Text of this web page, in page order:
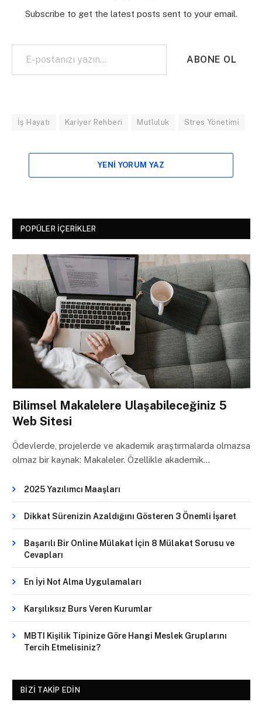
Subscribe to get the latest posts sent to your email.
E-postanızı yazın…
ABONE OL
İş Hayatı Kariyer Rehberi Mutluluk Stres Yönetimi
YENI YORUM YAZ
POPÜLER İÇERIKLER
Bilimsel Makalelere Ulaşabileceğiniz 5
Web Sitesi
Ödevlerde, projelerde ve akademik araştırmalarda olmazsa
olmaz bir kaynak: Makaleler. Özellikle akademik…
2025 Yazılımcı Maaşları
Dikkat Sürenizin Azaldığını Gösteren 3 Önemli İşaret
Başarılı Bir Online Mülakat İçin 8 Mülakat Sorusu ve
Cevapları
En İyi Not Alma Uygulamaları
Karşılıksız Burs Veren Kurumlar
MBTI Kişilik Tipinize Göre Hangi Meslek Gruplarını
Tercih Etmelisiniz?
BIZI TAKIP EDIN